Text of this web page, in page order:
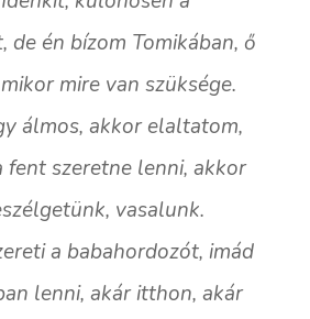
de én bízom Tomikában, ő
mire van szüksége.
álmos, akkor elaltatom,
fent szeretne lenni, akkor
vasalunk.
a babahordozót, imád
lenni, akár itthon, akár